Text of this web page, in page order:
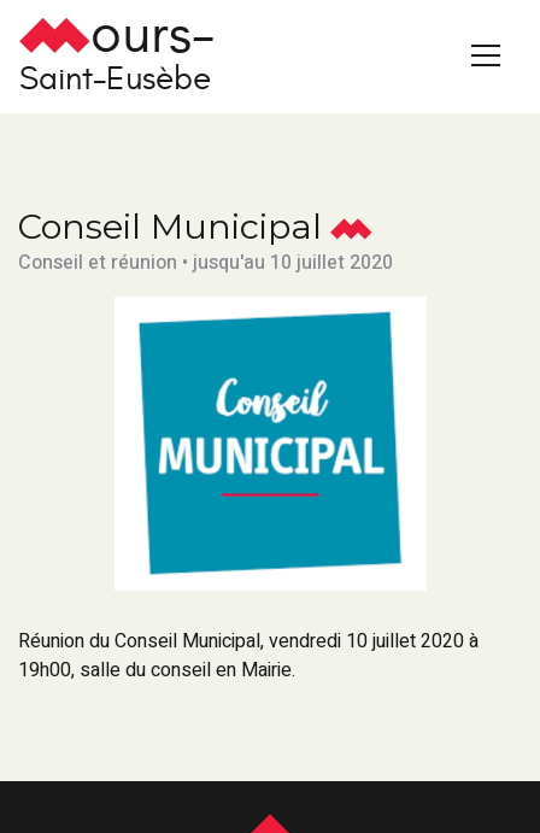
ours-
Saint-Eusèbe
Conseil Municipal
Conseil et réunion • jusqu'au 10 juillet 2020
Réunion du Conseil Municipal, vendredi 10 juillet 2020 à
19h00, salle du conseil en Mairie.